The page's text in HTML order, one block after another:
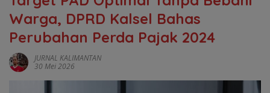
Warga, DPRD Kalsel Bahas
Perubahan Perda Pajak 2024
JURNAL KALIMANTAN
30 Mei 2026